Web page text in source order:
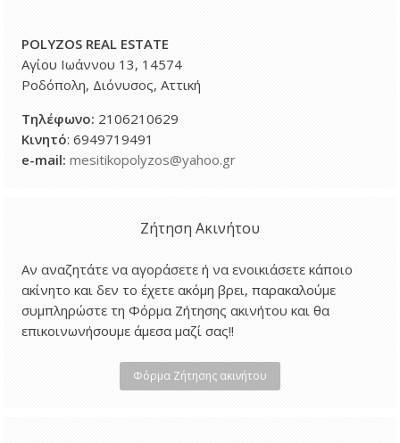
POLYZOS REAL ESTATE
Αγίου Ιωάννου 13, 14574
Ροδόπολη, Διόνυσος, Αττική
Τηλέφωνο: 2106210629
Κινητό: 6949719491
e-mail: mesitikopolyzos@yahoo.gr
Ζήτηση Ακινήτου
Αν αναζητάτε να αγοράσετε ή να ενοικιάσετε κάποιο
ακίνητο και δεν το έχετε ακόμη βρει, παρακαλούμε
συμπληρώστε τη Φόρμα Ζήτησης ακινήτου και θα
επικοινωνήσουμε άμεσα μαζί σας!!
Φόρμα Ζήτησης ακινήτου